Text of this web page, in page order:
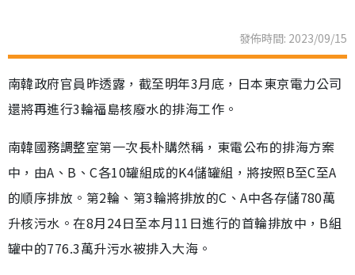
發佈時間: 2023/09/15
南韓政府官員昨透露，截至明年3月底，日本東京電力公司
還將再進行3輪福島核廢水的排海工作。
南韓國務調整室第一次長朴購然稱，東電公布的排海方案
中，由A、B、C各10罐組成的K4儲罐組，將按照B至C至A
的順序排放。第2輪、第3輪將排放的C、A中各存儲780萬
升核污水。在8月24日至本月11日進行的首輪排放中，B組
罐中的776.3萬升污水被排入大海。